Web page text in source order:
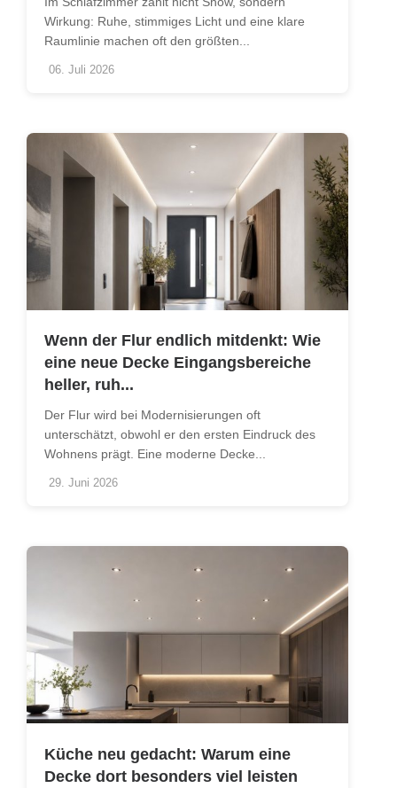
Wirkung: Ruhe, stimmiges Licht und eine klare
Raumlinie machen oft den größten...
06. Juli 2026
Wenn der Flur endlich mitdenkt: Wie
eine neue Decke Eingangsbereiche
heller, ruh...
Der Flur wird bei Modernisierungen oft
unterschätzt, obwohl er den ersten Eindruck des
Wohnens prägt. Eine moderne Decke...
29. Juni 2026
Küche neu gedacht: Warum eine
Decke dort besonders viel leisten